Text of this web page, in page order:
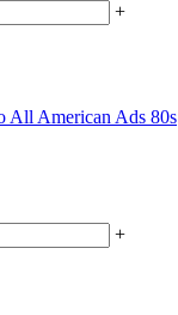
+
All American Ads 80s
+